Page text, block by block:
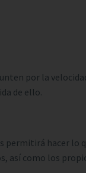
por la
de ello.
permitirá hacer lo
así como los